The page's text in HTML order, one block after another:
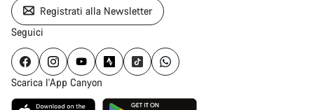
Registrati alla Newsletter
Seguici
Scarica l'App Canyon